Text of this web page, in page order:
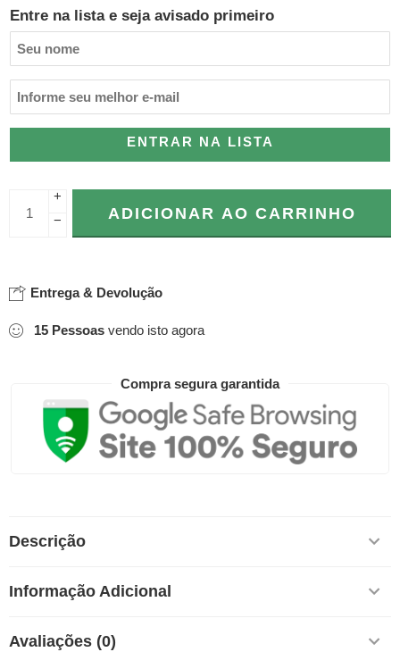
Entre na lista e seja avisado primeiro
ENTRAR NA LISTA
+
−
ADICIONAR AO CARRINHO
Entrega & Devolução
15 Pessoas vendo isto agora
Compra segura garantida
Descrição
Informação Adicional
Avaliações (0)